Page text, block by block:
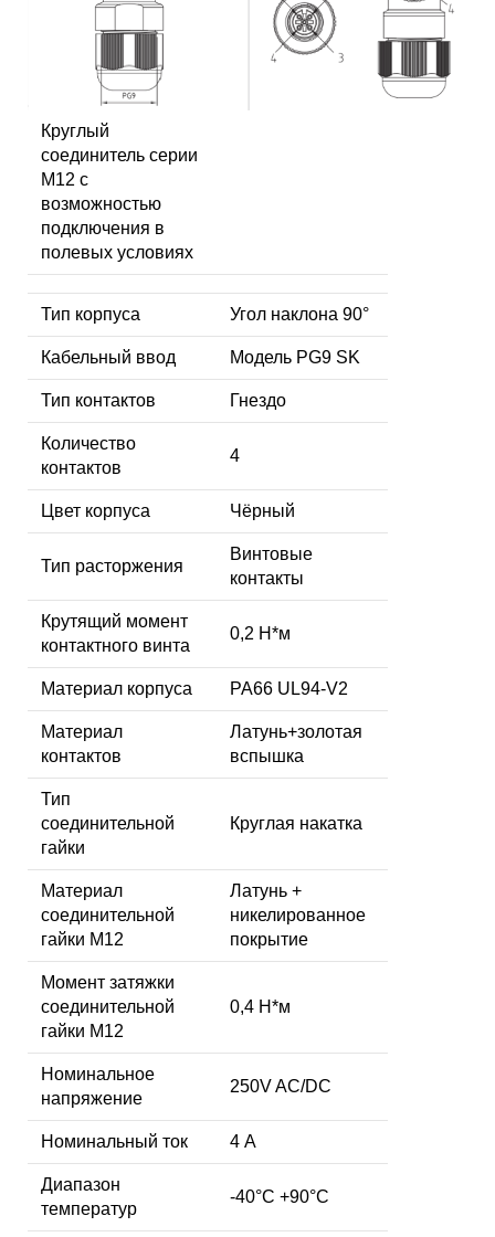
Круглый
соединитель серии
M12 с
возможностью
подключения в
полевых условиях
Тип корпуса Угол наклона 90°
Кабельный ввод Модель PG9 SK
Тип контактов Гнездо
Количество
контактов
4
Цвет корпуса Чёрный
Тип расторжения
Винтовые
контакты
Крутящий момент
контактного винта
0,2 Н*м
Материал корпуса PA66 UL94-V2
Материал
контактов
Латунь+золотая
вспышка
Тип
соединительной
гайки
Круглая накатка
Материал
соединительной
гайки M12
Латунь +
никелированное
покрытие
Момент затяжки
соединительной
гайки M12
0,4 Н*м
Номинальное
напряжение
250V AC/DC
Номинальный ток 4 А
Диапазон
температур
-40°C +90°C